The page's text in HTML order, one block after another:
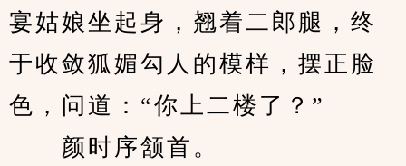
宴姑娘坐起身，翘着二郎腿，终
于收敛狐媚勾人的模样，摆正脸
色，问道：“你上二楼了？”
颜时序颔首。